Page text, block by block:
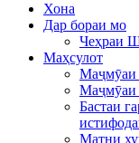
Хона
Дар бораи мо
Чеҳраи
Маҳсулот
Маҷмӯаи
Маҷмӯаи
Бастаи
Матни